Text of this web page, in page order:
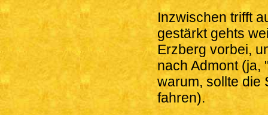
Inzwischen trifft
gestärkt gehts
Erzberg vorbei,
nach Admont (ja,
warum, sollte die
fahren).